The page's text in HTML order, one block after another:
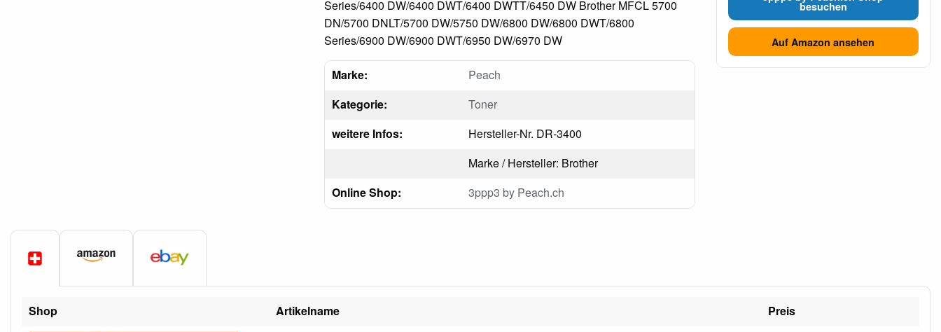
Series/6400 DW/6400 DWT/6400 DWTT/6450 DW Brother MFCL 5700
DN/5700 DNLT/5700 DW/5750 DW/6800 DW/6800 DWT/6800
Series/6900 DW/6900 DWT/6950 DW/6970 DW
Marke:
Peach
Kategorie:
Toner
weitere Infos:
Hersteller-Nr. DR-3400
Marke / Hersteller: Brother
Online Shop:
3ppp3 by Peach.ch
besuchen
Auf Amazon ansehen
Shop Artikelname Preis